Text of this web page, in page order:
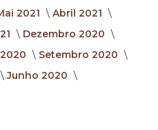
2021
Abril 2021
Dezembro 2020
Setembro 2020
Junho 2020